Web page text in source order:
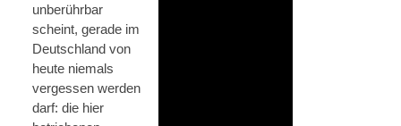
unberührbar
scheint, gerade im
Deutschland von
heute niemals
vergessen werden
darf: die hier